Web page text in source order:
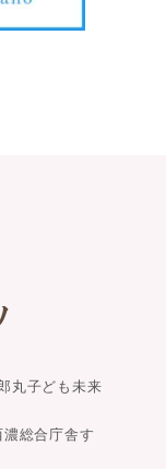
丸子ども未来
総合庁舎す